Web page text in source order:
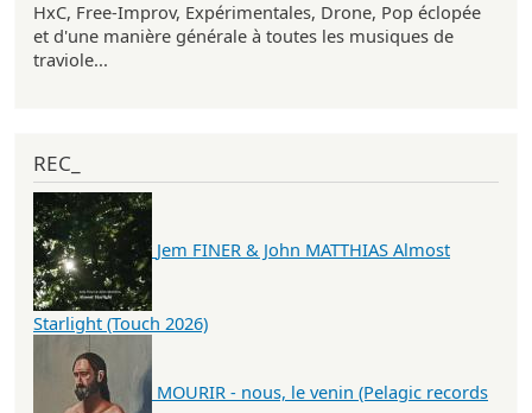
HxC, Free-Improv, Expérimentales, Drone, Pop éclopée
et d'une manière générale à toutes les musiques de
traviole...
REC_
Jem FINER & John MATTHIAS Almost
Starlight (Touch 2026)
MOURIR - nous, le venin (Pelagic records